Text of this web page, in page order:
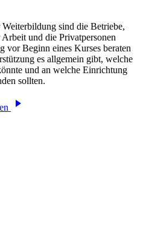
sind die Betriebe,
und die Privatpersonen
vor Beginn eines Kurses beraten
es allgemein gibt, welche
und an welche Einrichtung
sollten.